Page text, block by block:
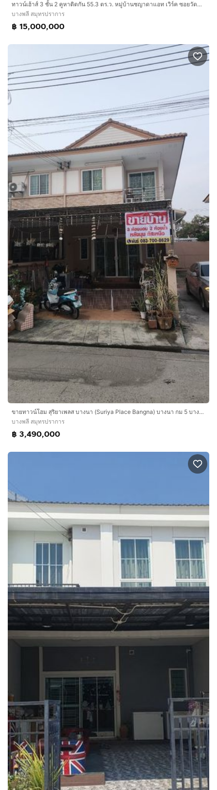
ทาวน์เฮ้าส์ 3 ชั้น 2 คูหาติดกัน 55.3 ตร.ว. หมู่บ้านชญาดาแอท เวิร์ค ซอยวัดคลองปลัดเปรียง ซอยศรีด่าน22 ถนนบางนา-ตราด ถนนศรีนครินทร์ บางพลี
บางพลี สมุทรปราการ
฿ 15,000,000
ขายทาวน์โฮม สุริยาเพลส บางนา (Suriya Place Bangna) บางนา กม 5 บางแก้ว บางพลี สมุทรปราการ 10540
บางพลี สมุทรปราการ
฿ 3,490,000